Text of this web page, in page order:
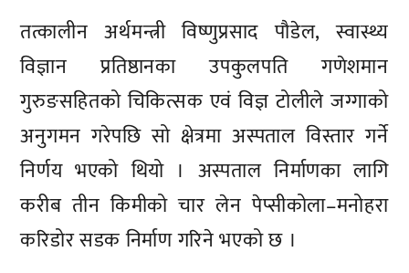
तत्कालीन अर्थमन्त्री विष्णुप्रसाद पौडेल, स्वास्थ्य
विज्ञान प्रतिष्ठानका उपकुलपति गणेशमान
गुरुङसहितको चिकित्सक एवं विज्ञ टोलीले जग्गाको
अनुगमन गरेपछि सो क्षेत्रमा अस्पताल विस्तार गर्ने
निर्णय भएको थियो । अस्पताल निर्माणका लागि
करीब तीन किमीको चार लेन पेप्सीकोला–मनोहरा
करिडोर सडक निर्माण गरिने भएको छ ।